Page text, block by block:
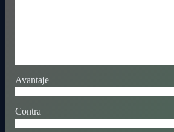
Avantaje
Contra